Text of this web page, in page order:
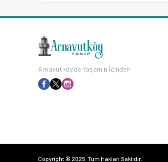
Arnavutköy'de Yaşamın İçinden
Copyright © 2025. Tüm Hakları Saklıdır.